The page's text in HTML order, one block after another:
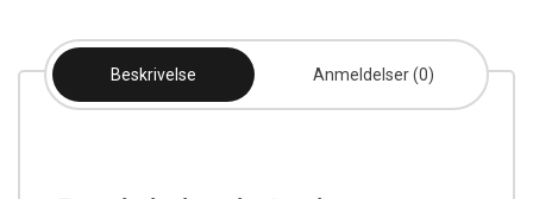
Beskrivelse Anmeldelser (0)